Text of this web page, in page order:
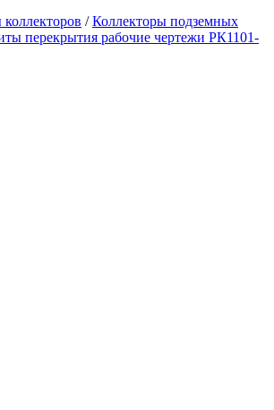
/Коллекторы подземных
перекрытия рабочие чертежи РК1101-